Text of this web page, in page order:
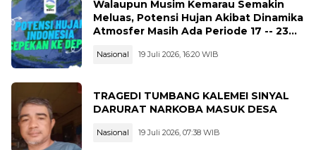
Walaupun Musim Kemarau Semakin
Meluas, Potensi Hujan Akibat Dinamika
Atmosfer Masih Ada Periode 17 -- 23
Nasional 19 Juli 2026, 16:20 WIB
TRAGEDI TUMBANG KALEMEI SINYAL
DARURAT NARKOBA MASUK DESA
Nasional 19 Juli 2026, 07:38 WIB